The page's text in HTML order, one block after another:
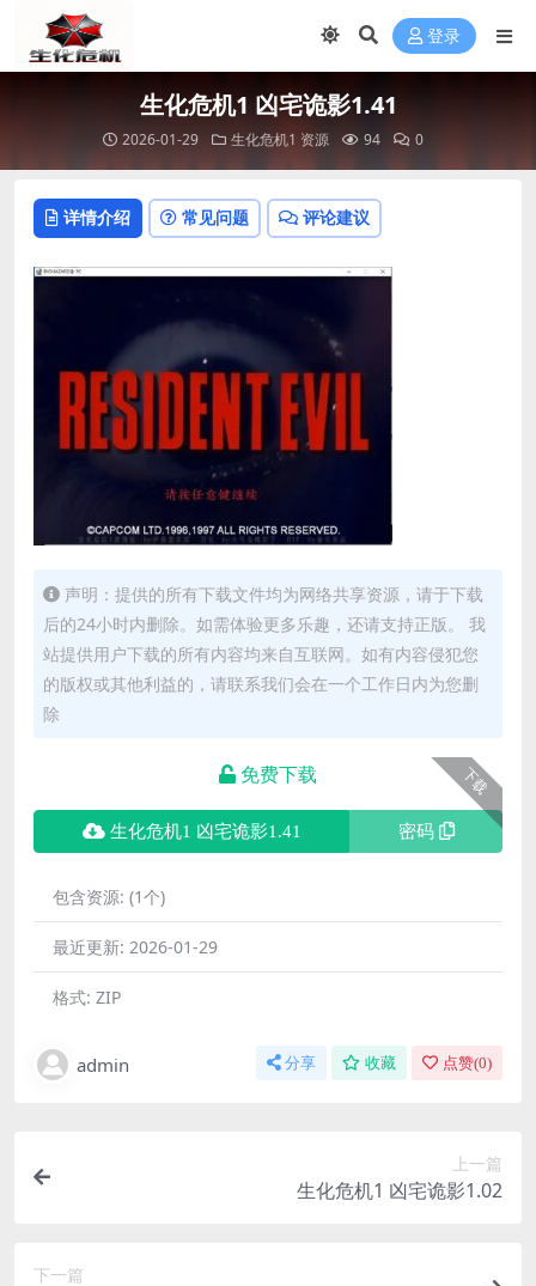
登录
生化危机1 凶宅诡影1.41
2026-01-29 生化危机1 资源 94 0
详情介绍 常见问题 评论建议
声明：提供的所有下载文件均为网络共享资源，请于下载
后的24小时内删除。如需体验更多乐趣，还请支持正版。 我
站提供用户下载的所有内容均来自互联网。如有内容侵犯您
的版权或其他利益的，请联系我们会在一个工作日内为您删
除
下载
免费下载
生化危机1 凶宅诡影1.41 密码
包含资源: (1个)
最近更新: 2026-01-29
格式: ZIP
admin 分享 收藏 点赞(0)
上一篇
生化危机1 凶宅诡影1.02
下一篇